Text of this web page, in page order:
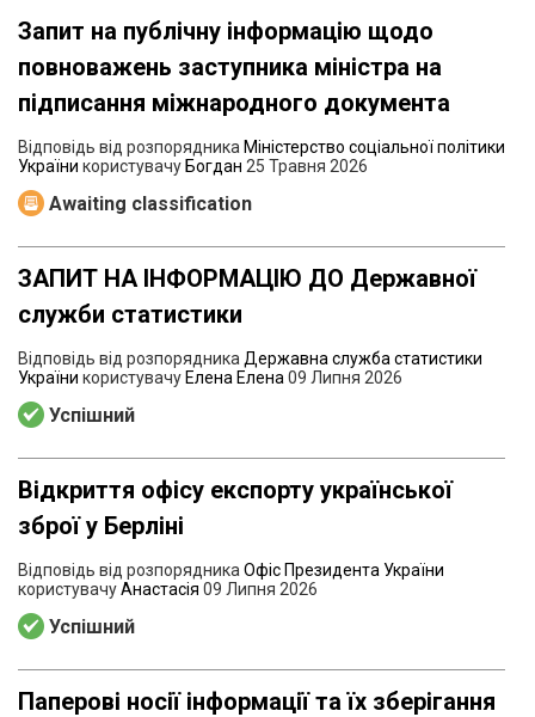
Запит на публічну інформацію щодо
повноважень заступника міністра на
підписання міжнародного документа
Відповідь від розпорядника Міністерство соціальної політики
України користувачу Богдан 25 Травня 2026
Awaiting classification
ЗАПИТ НА ІНФОРМАЦІЮ ДО Державної
служби статистики
Відповідь від розпорядника Державна служба статистики
України користувачу Елена Елена 09 Липня 2026
Успішний
Відкриття офісу експорту української
зброї у Берліні
Відповідь від розпорядника Офіс Президента України
користувачуАнастасія 09 Липня 2026
Успішний
Паперові носії інформації та їх зберігання